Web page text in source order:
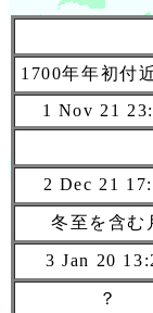
1700年年初付
1 Nov 21
2 Dec 21
冬至を含む
3 Jan 20
？